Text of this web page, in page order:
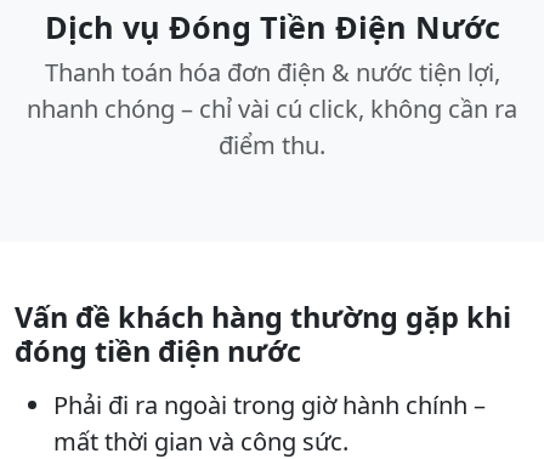
Dịch vụ Đóng Tiền Điện Nước
Thanh toán hóa đơn điện & nước tiện lợi,
nhanh chóng – chỉ vài cú click, không cần ra
điểm thu.
Vấn đề khách hàng thường gặp khi
đóng tiền điện nước
Phải đi ra ngoài trong giờ hành chính –
mất thời gian và công sức.